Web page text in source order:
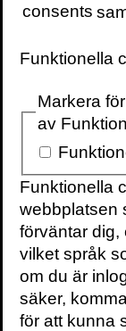
Det är
harmoni
ett
boken
Henrik
skydd för
få
stället
och
det en
naturen; en
consents
Funktionella
Markera
av
Funktionella
webbplatsen
förväntar
vilket språk
om du är
säker,
för att kunna